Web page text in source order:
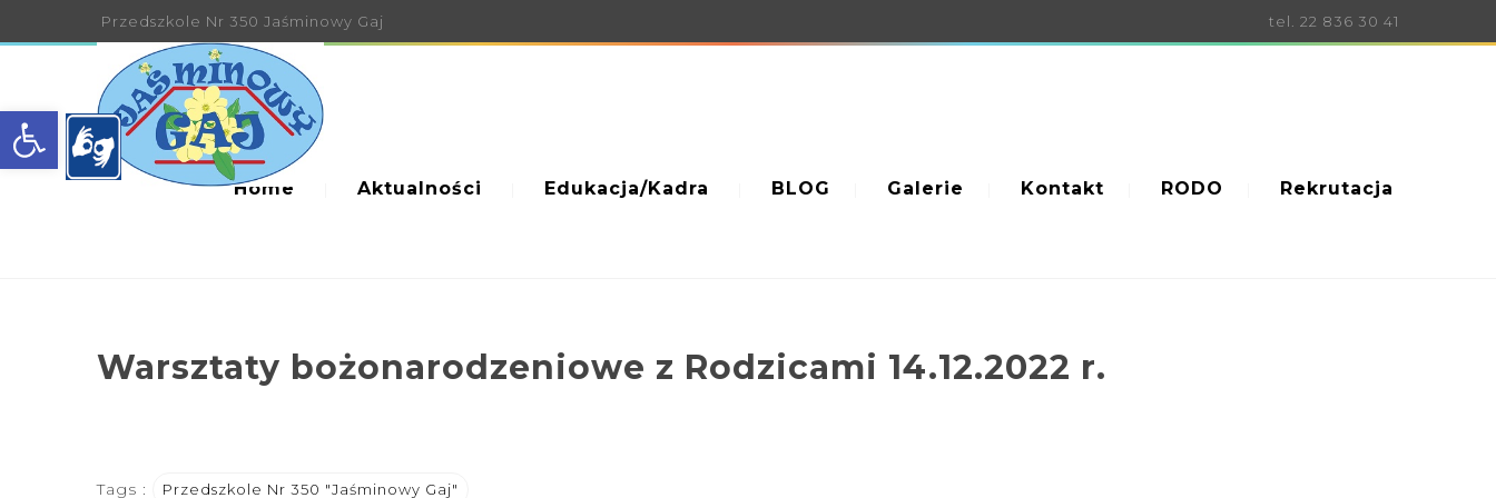
Open toolbar
Przedszkole Nr 350 Jaśminowy Gaj tel. 22 836 30 41
Home Aktualności Edukacja/Kadra BLOG Galerie Kontakt RODO Rekrutacja
Warsztaty bożonarodzeniowe z Rodzicami 14.12.2022 r.
Tags : Przedszkole Nr 350 "Jaśminowy Gaj"